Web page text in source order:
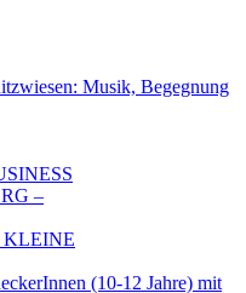
Musik, Begegnung
–
KLEINE
(10-12 Jahre) mit